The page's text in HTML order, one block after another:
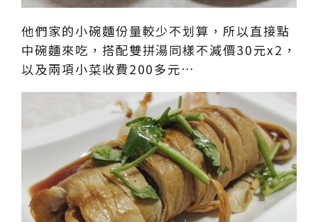
他們家的小碗麵份量較少不划算，所以直接點
中碗麵來吃，搭配雙拼湯同樣不減價30元x2，
以及兩項小菜收費200多元…